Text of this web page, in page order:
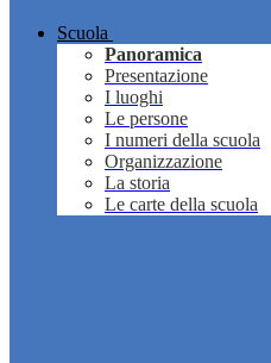
Scuola
Panoramica
Presentazione
I luoghi
Le persone
I numeri della scuola
Organizzazione
La storia
Le carte della scuola